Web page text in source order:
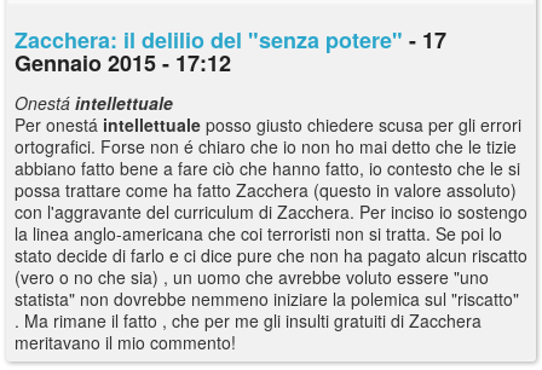
Zacchera: il delilio del "senza potere" - 17
Gennaio 2015 - 17:12
Onestá intellettuale
Per onestá intellettuale posso giusto chiedere scusa per gli errori
ortografici. Forse non é chiaro che io non ho mai detto che le tizie
abbiano fatto bene a fare ciò che hanno fatto, io contesto che le si
possa trattare come ha fatto Zacchera (questo in valore assoluto)
con l'aggravante del curriculum di Zacchera. Per inciso io sostengo
la linea anglo-americana che coi terroristi non si tratta. Se poi lo
stato decide di farlo e ci dice pure che non ha pagato alcun riscatto
(vero o no che sia) , un uomo che avrebbe voluto essere "uno
statista" non dovrebbe nemmeno iniziare la polemica sul "riscatto"
. Ma rimane il fatto , che per me gli insulti gratuiti di Zacchera
meritavano il mio commento!